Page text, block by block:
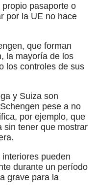
pasaporte o
por la UE no hace
que forman
la mayoría de los
los controles de sus
y Suiza son
pese a no
por ejemplo, que
sin tener que mostrar
pueden
durante un período
grave para la